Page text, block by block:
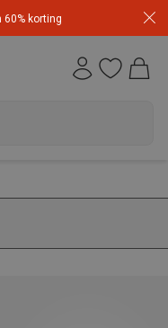
60% korting